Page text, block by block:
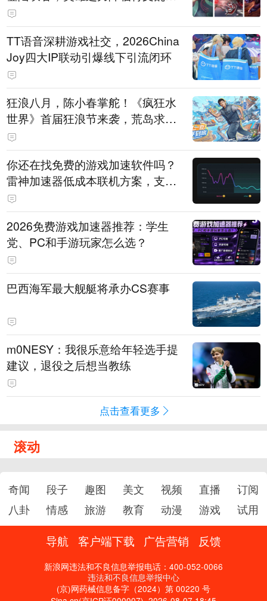
斗！
TT语音深耕游戏社交，2026China
Joy四大IP联动引爆线下引流闭环
狂浪八月，陈小春掌舵！《疯狂水
世界》首届狂浪节来袭，荒岛求生
直播即将开启
你还在找免费的游戏加速软件吗？
雷神加速器低成本联机方案，支持
免费试用
2026免费游戏加速器推荐：学生
党、PC和手游玩家怎么选？
巴西海军最大舰艇将承办CS赛事
m0NESY：我很乐意给年轻选手提
建议，退役之后想当教练
点击查看更多
滚动
奇闻 段子 趣图 美文 视频 直播
订阅
八卦
情感 旅游 教育 动漫 游戏 试用
导航 客户端下载 广告营销 反馈
新浪网违法和不良信息举报电话：400-052-0066
违法和不良信息举报中心
(京)网药械信息备字（2024）第 00220 号